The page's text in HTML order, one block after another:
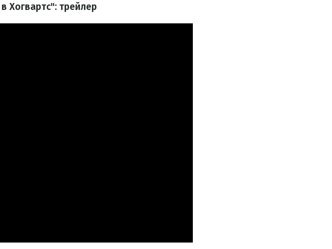
Хогвартс": трейлер